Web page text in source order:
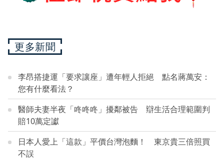
更多新聞
李昂搭捷運「要求讓座」遭年輕人拒絕 點名蔣萬安：
您有什麼看法？
醫師夫妻半夜「咚咚咚」擾鄰被告 辯生活合理範圍判
賠10萬定讞
日本人愛上「這款」平價台灣泡麵！ 東京貴三倍照買
不誤